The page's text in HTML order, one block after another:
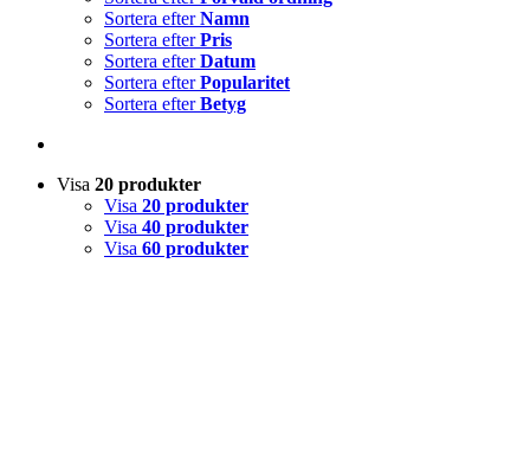
Sortera efterNamn
Sortera efterPris
Sortera efterDatum
Sortera efterPopularitet
Sortera efterBetyg
Visa 20 produkter
Visa 20 produkter
Visa 40 produkter
Visa 60 produkter